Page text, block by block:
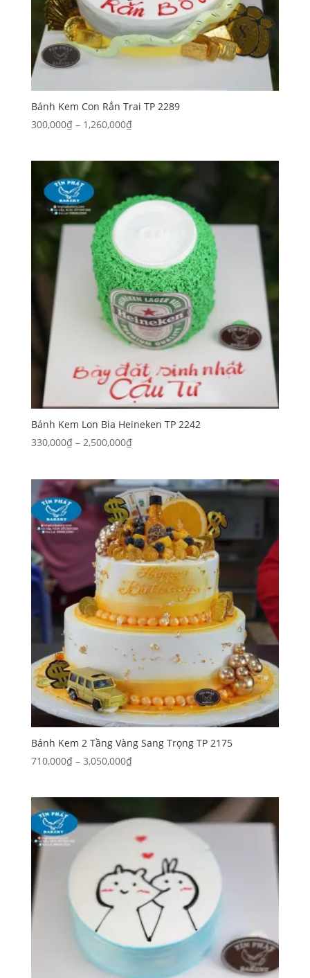
Bánh Kem Con Rắn Trai TP 2289
300,000₫ – 1,260,000₫Khoảng
300,000₫
1,260,000₫
Bánh Kem Lon Bia Heineken TP 2242
330,000₫ – 2,500,000₫Khoảng
330,000₫
đến
2,500,000₫
Bánh Kem 2 Tầng Vàng Sang Trọng TP 2175
710,000₫ – 3,050,000₫Khoảng
đến
3,050,000₫